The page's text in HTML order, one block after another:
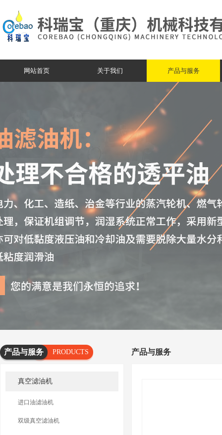
网站首页 关于我们 产品与服务
产品与服务
PRODUCTS
真空滤油机
进口油滤油机
双级真空滤油机
产品与服务